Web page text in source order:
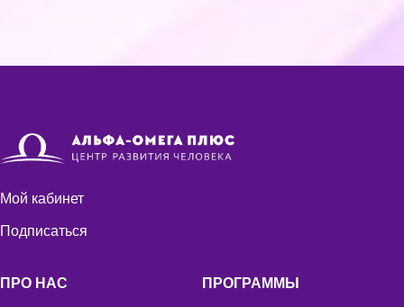
Мой кабинет
Подписаться
ПРО НАС ПРОГРАММЫ